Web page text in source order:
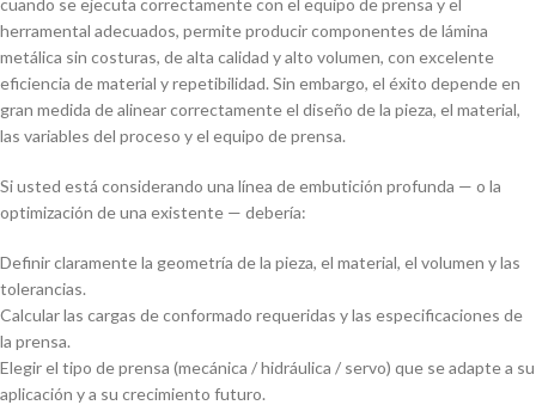
herramental adecuados, permite producir componentes de lámina
metálica sin costuras, de alta calidad y alto volumen, con excelente
eficiencia de material y repetibilidad. Sin embargo, el éxito depende en
gran medida de alinear correctamente el diseño de la pieza, el material,
las variables del proceso y el equipo de prensa.
Si usted está considerando una línea de embutición profunda — o la
optimización de una existente — debería:
Definir claramente la geometría de la pieza, el material, el volumen y las
tolerancias.
Calcular las cargas de conformado requeridas y las especificaciones de
la prensa.
Elegir el tipo de prensa (mecánica / hidráulica / servo) que se adapte a su
aplicación y a su crecimiento futuro.